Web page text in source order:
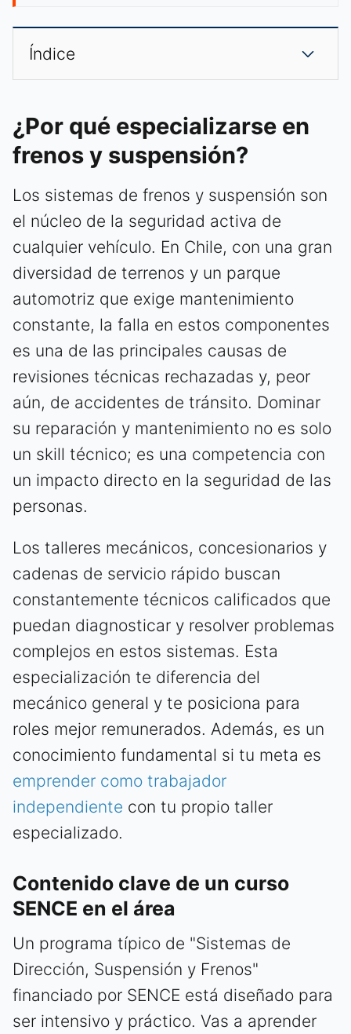
Índice
¿Por qué especializarse en
frenos y suspensión?
Los sistemas de frenos y suspensión son
el núcleo de la seguridad activa de
cualquier vehículo. En Chile, con una gran
diversidad de terrenos y un parque
automotriz que exige mantenimiento
constante, la falla en estos componentes
es una de las principales causas de
revisiones técnicas rechazadas y, peor
aún, de accidentes de tránsito. Dominar
su reparación y mantenimiento no es solo
un skill técnico; es una competencia con
un impacto directo en la seguridad de las
personas.
Los talleres mecánicos, concesionarios y
cadenas de servicio rápido buscan
constantemente técnicos calificados que
puedan diagnosticar y resolver problemas
complejos en estos sistemas. Esta
especialización te diferencia del
mecánico general y te posiciona para
roles mejor remunerados. Además, es un
conocimiento fundamental si tu meta es
emprender como trabajador
independiente con tu propio taller
especializado.
Contenido clave de un curso
SENCE en el área
Un programa típico de "Sistemas de
Dirección, Suspensión y Frenos"
financiado por SENCE está diseñado para
ser intensivo y práctico. Vas a aprender